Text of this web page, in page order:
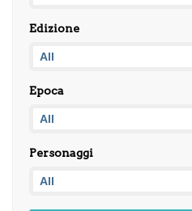
Edizione
Epoca
Personaggi